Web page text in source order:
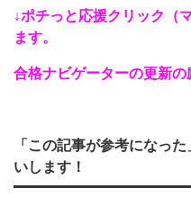
↓ポチっと応援クリック（
ます。
合格ナビゲーターの更新
「この記事が参考になっ
いします！